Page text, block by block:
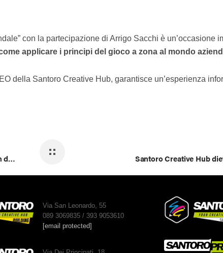
con la partecipazione di Arrigo Sacchi è un’occasione
applicare i principi del gioco a zona al mondo
della Santoro Creative Hub, garantisce un’esperienza
Una sfida green: Santoro Creative Hub alla maratona creativa Hackathon di Borsa Mediterranea Formazione Lavoro Santoro Creative Hub
Via San Leonardo, 55
089 3069835 / 393 9053610
[email protected]